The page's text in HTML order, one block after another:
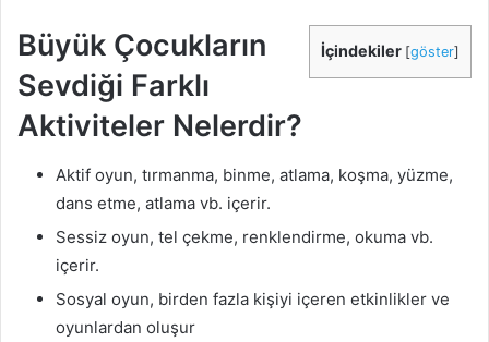
İçindekiler [göster]
Büyük Çocukların
Sevdiği Farklı
Aktiviteler Nelerdir?
Aktif oyun, tırmanma, binme, atlama, koşma, yüzme,
dans etme, atlama vb. içerir.
Sessiz oyun, tel çekme, renklendirme, okuma vb.
içerir.
Sosyal oyun, birden fazla kişiyi içeren etkinlikler ve
oyunlardan oluşur